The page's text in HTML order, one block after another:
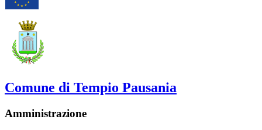
Comune di Tempio Pausania
Amministrazione